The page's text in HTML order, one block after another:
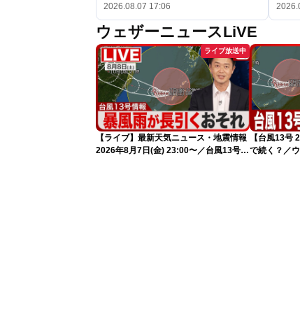
2026.08.07 17:06
ウェザーニュースLiVE
ライブ放送中
【ライブ】最新天気ニュース・地震情報
2026年8月7日(金) 23:00〜／台風13号の
【台風13号
で続く？／